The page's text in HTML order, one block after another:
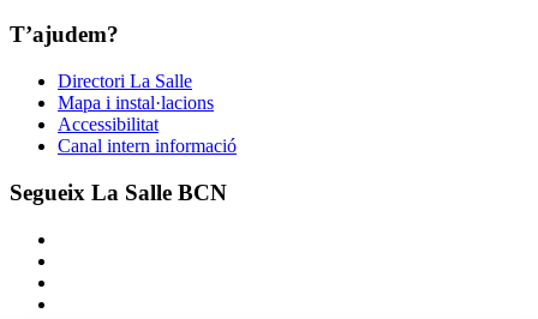
T’ajudem?
Directori La Salle
Mapa i instal·lacions
Accessibilitat
Canal intern informació
Segueix La Salle BCN